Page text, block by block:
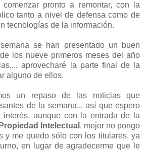
pronto a remontar, con la
tanto a nivel de defensa como de
tecnologías de la información.
se han presentado un buen
los nueve primeros meses del año
aprovecharé la parte final de la
alguno de ellos.
un repaso de las noticias que
de la semana... así que espero
interés, aunque con la entrada de la
Intelectual , mejor no pongo
y me quedo sólo con los titulares, ya
en lugar de agradecerme que le